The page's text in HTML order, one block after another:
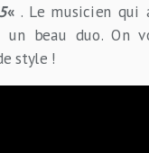
«. Le musicien qui
beau duo. On
style !